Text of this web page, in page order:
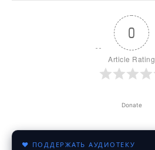
0
Article Rating
Donate
♥ ПОДДЕРЖАТЬ АУДИОТЕКУ